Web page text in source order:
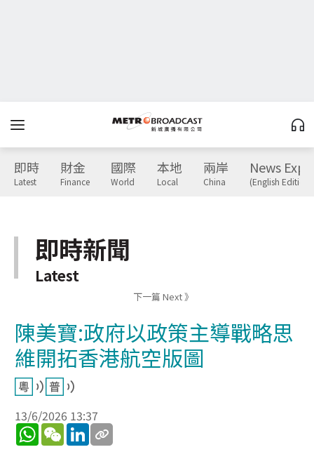
即時
Latest
財金
Finance
國際
World
本地
Local
兩岸
China
News
(English Edition)
即時新聞
Latest
下一篇 Next 》
陳美寶:政府以政策主導戰略思
維開拓香港航空版圖
13/6/2026 13:37
WhatsApp
WeChatLinkedIn